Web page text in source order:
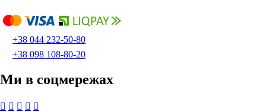
+38 044 232-50-80
+38 098 108-80-20
Ми в соцмережах
    